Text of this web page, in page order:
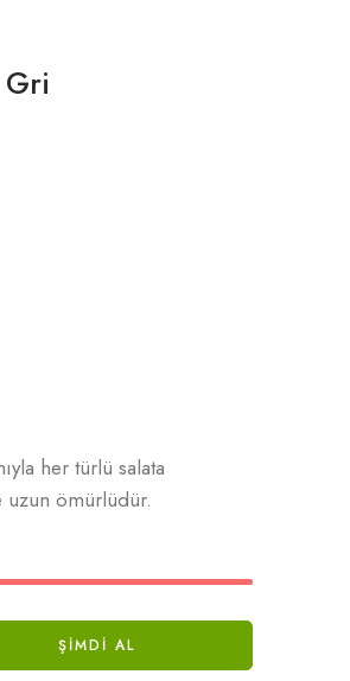
her türlü salata
uzun ömürlüdür.
ŞIMDI AL